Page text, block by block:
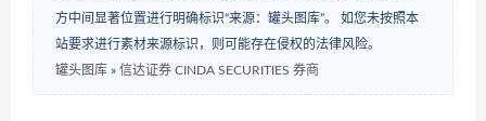
方中间显著位置进行明确标识“来源：罐头图库”。 如您未按照本
站要求进行素材来源标识，则可能存在侵权的法律风险。
罐头图库 » 信达证券 CINDA SECURITIES 券商